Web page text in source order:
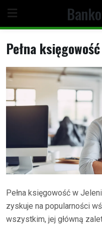
content
Pełna
Pełna księgowość w
zyskuje na popularności
wszystkim, jej główną